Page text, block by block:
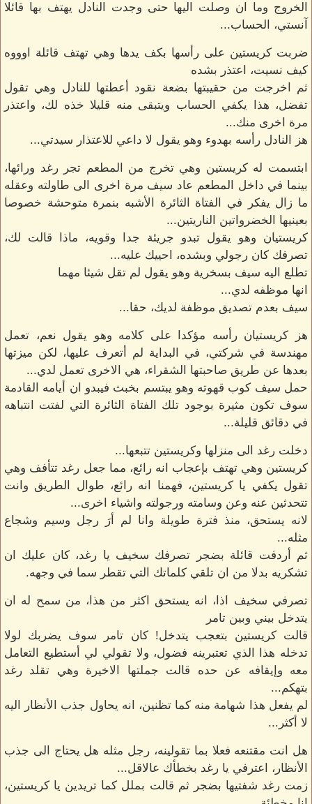
الخروج وما ان وصلت اليها حتى وجدت النادل يهتف بها قائلا
آنستي، الحساب...
ضربت كريستين على رأسها بكف يدها وهي تهتف قائلة اوووه
كيف نسيت، اعتذر بشده
ثم اخرجت من حقيبتها بضعة نقود أعطتها للنادل وهي تقول
تفضل، هذا يكفي الحساب ويتبقى منه قليلا خذه لك، واعتذر
مرة اخرى منك...
هز النادل رأسه بهدوء وهو يقول لا داعي للاعتذار سيدتي...
ابتسمت له كريستين وهي تخرج من المطعم تجر رغد ورائها،
بينما في داخل المطعم عاد سيف مرة اخرى الى طاولته وعقله
ما زال يفكر في الفتاة الثائرة الأشبه بنمرة متوحشة خصوصا
بعينيها الخضرواتين الناريتين...
كريستيان وهو يقول تبدو جريئة جدا وقويه، ماذا قالت لك،
تصرفك كان رجولي وبشده، احييك عليه...
تطلع اليه سيف بسخرية وهو يقول لم تقل شيئا مهما
انها موظفه لدي...
سيف بعدم تصديق موظفة لديك، حقا...
هز كريستيان رأسه مؤكدا على كلامه وهو يقول نعم، تعمل
مهندسة في شركتي، في البداية لم أتعرف عليها، لكن ميزتها
بعدها عن طريق صاحبتها الشقراء، هي الاخرى تعمل لدي...
حمل سيف كوب قهوته وهو يبتسم بخبث فيبدو ان أيامه القادمة
سوف تكون مثيرة بوجود تلك الفتاة الثائرة التي لفتت انتباهه
في دقائق قليلة...
دخلت رغد الى منزلها وكريستين تتبعها...
كريستين وهي تهتف بإعجاب انه رائع، مما جعل رغد تتأفف وهي
تقول يكفي يا كريستين، فهمنا انه رائع، طوال الطريق وانت
تتحدثين عنه وعن وسامته ورجولته واشياء اخرى...
لانه يستحق، منذ فترة طويلة وانا لم أرَ رجل وسيم وشجاع
مثله...
ثم أردفت قائلة بضجر تصرفك سخيف يا رغد، كان عليك ان
تشكريه بدلا من ان تلقي كلماتك التي تقطر سما في وجهه.
تصرفي سخيف اذا، انه يستحق اكثر من هذا، من سمح له ان
يتدخل بيني وبين تامر
قالت كريستين بتعجب يتدخل! كان تامر سوف يضربك لولا
تدخله هذا الذي تعتبرينه فضول، ولا تقولي لي أستطيع التعامل
معه وإيقافه عن حده قالت جملتها الاخيرة وهي تقلد رغد
بتهكم...
لم يفعل هذا شهامة منه كما تظنين، انه يحاول جذب الأنظار اليه
لا أكثر...
هل انت مقتنعه فعلا بما تقولينه، رجل مثله هل يحتاج الى جذب
الأنظار، اعترفي يا رغد بخطأك عالاقل...
زمت رغد شفتيها بضجر ثم قالت بملل كما تريدين يا كريستين،